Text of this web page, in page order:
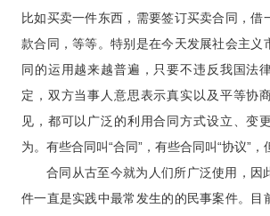
比如买卖一件东西，需要签订买卖合同，借
款合同，等等。特别是在今天发展社会主义
同的运用越来越普遍，只要不违反我国法
定，双方当事人意思表示真实以及平等协
见，都可以广泛的利用合同方式设立、变
为。有些合同叫“合同”，有些合同叫“协议”，
合同从古至今就为人们所广泛使用，因
件一直是实践中最常发生的的民事案件。目